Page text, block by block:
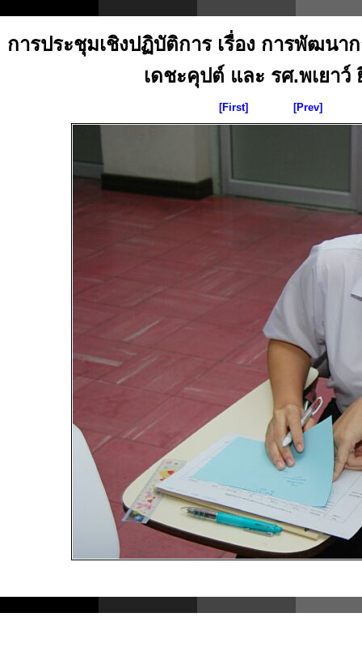
การประชุมเชิงปฏิบัติการ เรื่อง การพัฒน
เดชะคุปต์ และ รศ.พเยา
[First] [Prev]